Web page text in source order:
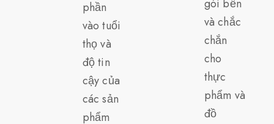
phần
vào tuổi
thọ và
độ tin
cậy của
các sản
phẩm
gói bền
và chắc
chắn
cho
thực
phẩm và
đồ